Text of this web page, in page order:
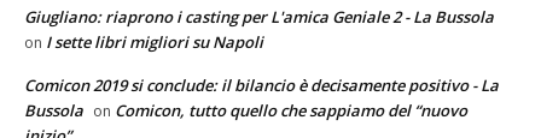
Giugliano: riaprono i casting per L'amica Geniale 2 - La Bussola
on I sette libri migliori su Napoli
Comicon 2019 si conclude: il bilancio è decisamente positivo - La
Bussola on Comicon, tutto quello che sappiamo del “nuovo